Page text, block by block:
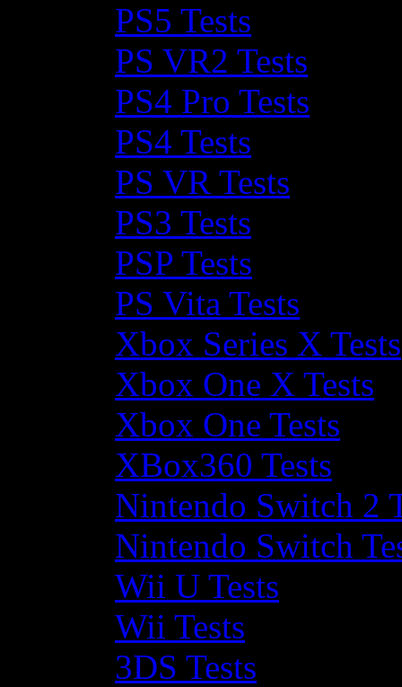
PS5 Tests
PS VR2 Tests
PS4 Pro Tests
PS4 Tests
PS VR Tests
PS3 Tests
PSP Tests
PS Vita Tests
Xbox Series X Tests
Xbox One X Tests
Xbox One Tests
XBox360 Tests
Nintendo Switch 2
Nintendo Switch
Wii U Tests
Wii Tests
3DS Tests